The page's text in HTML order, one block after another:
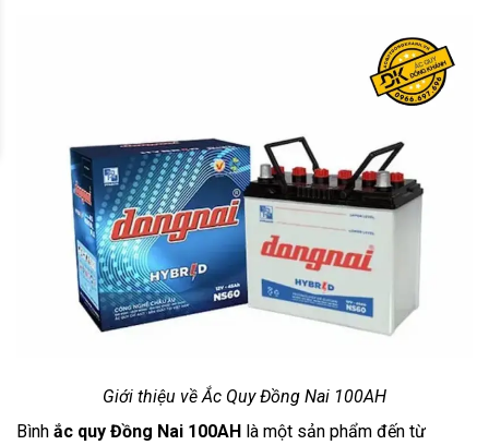
Giới thiệu về Ắc Quy Đồng Nai 100AH
Bình ắc quy Đồng Nai 100AH là một sản phẩm đến từ